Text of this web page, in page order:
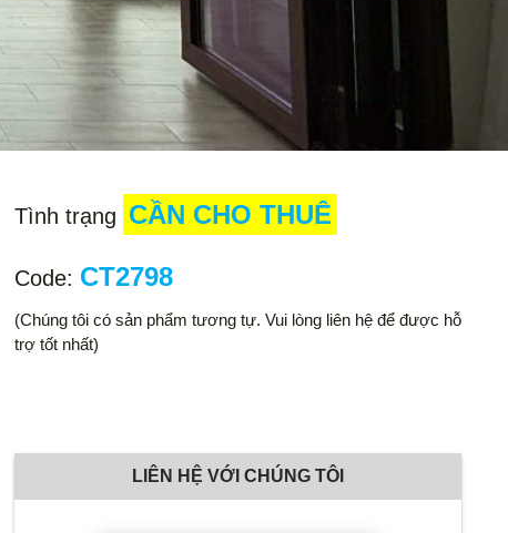
Tình trạng CẦN CHO THUÊ
Code: CT2798
(Chúng tôi có sản phẩm tương tự. Vui lòng liên hệ để được hỗ
trợ tốt nhất)
LIÊN HỆ VỚI CHÚNG TÔI